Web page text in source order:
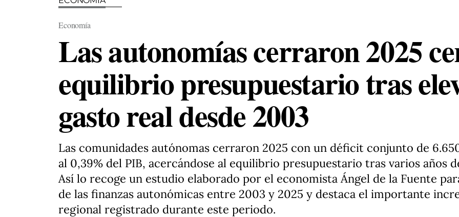
Economía
Las autonomías cerraron 2025
equilibrio presupuestario tras
gasto real desde 2003
Las comunidades autónomas cerraron 2025 con un déficit conjunto de
al 0,39% del PIB, acercándose al equilibrio presupuestario tras varios años
Así lo recoge un estudio elaborado por el economista Ángel de la Fuente
de las finanzas autonómicas entre 2003 y 2025 y destaca el importante
regional registrado durante este periodo.